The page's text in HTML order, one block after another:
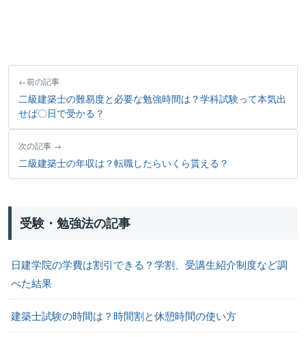
前の記事
二級建築士の難易度と必要な勉強時間は？学科試験って本気出
せば〇日で受かる？
次の記事
二級建築士の年収は？転職したらいくら貰える？
受験・勉強法の記事
日建学院の学費は割引できる？学割、受講生紹介制度など調
べた結果
建築士試験の時間は？時間割と休憩時間の使い方